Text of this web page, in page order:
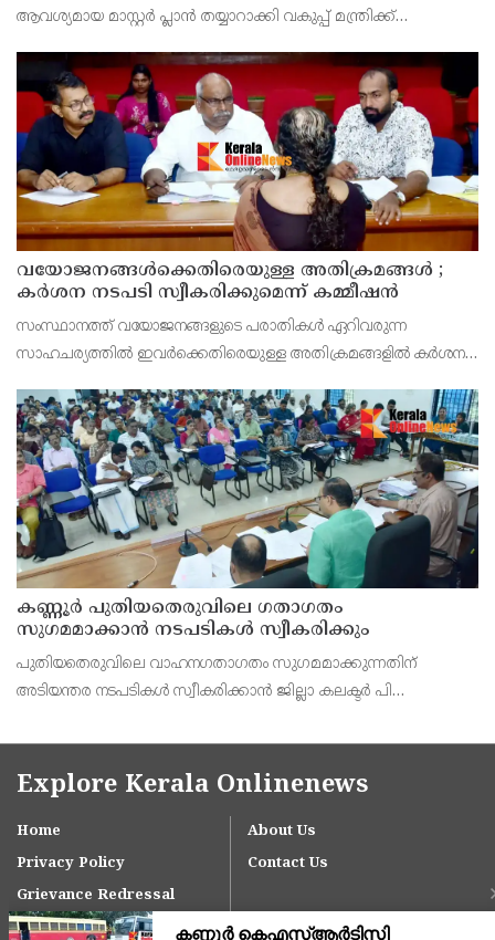
ആവശ്യമായ മാസ്റ്റർ പ്ലാൻ തയ്യാറാക്കി വകുപ്പ് മന്ത്രിക്ക്
ഡിപ്പോയ്ക്ക് നാല് ഏക്കറിൽ അധികം വരുന്ന സ്ഥലമുണ്ട്
വയോജനങ്ങൾക്കെതിരെയുള്ള അതിക്രമങ്ങൾ ;
കർശന നടപടി സ്വീകരിക്കുമെന്ന് കമ്മീഷൻ
സംസ്ഥാനത്ത് വയോജനങ്ങളുടെ പരാതികൾ ഏറിവരുന്ന
സാഹചര്യത്തിൽ ഇവർക്കെതിരെയുള്ള അതിക്രമങ്ങളിൽ കർശന
കെ. സോമപ്രസാദ്.
കണ്ണൂർ പുതിയതെരുവിലെ ഗതാഗതം
സുഗമമാക്കാന്‍ നടപടികള്‍ സ്വീകരിക്കും
പുതിയതെരുവിലെ വാഹനഗതാഗതം സുഗമമാക്കുന്നതിന്
അടിയന്തര നടപടികള്‍ സ്വീകരിക്കാന്‍ ജില്ലാ കലക്ടര്‍ പി
Explore Kerala Onlinenews
Home
About Us
Privacy Policy
Contact Us
Grievance Redressal